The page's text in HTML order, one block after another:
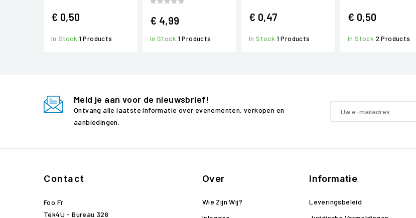
€ 0,50
In Stock 1 Products
€ 4,99
In Stock 1 Products
€ 0,47
In Stock 1 Products
€ 0,50
In Stock 2 Products
Meld je aan voor de nieuwsbrief!
Ontvang alle laatste informatie over evenementen, verkopen en
aanbiedingen.
Contact
Foo.fr
Tek4U - Bureau 326
Over
Wie Zijn Wij?
Informatie
Leveringsbeleid